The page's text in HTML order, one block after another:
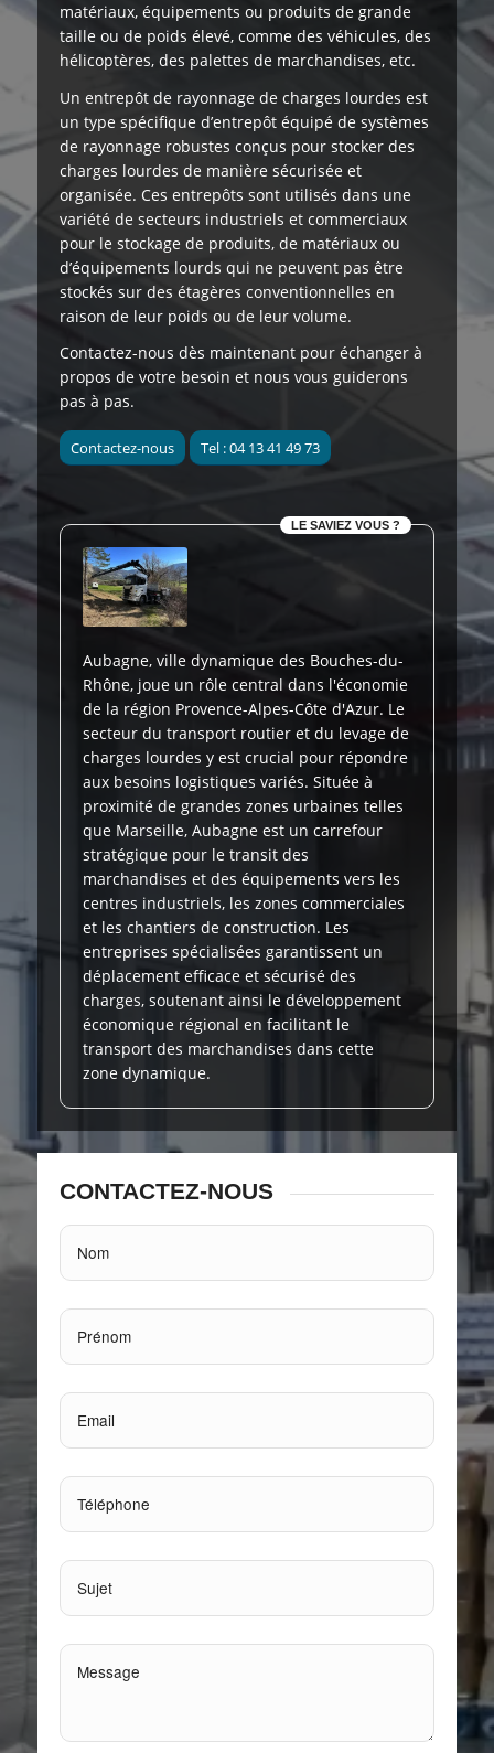
matériaux, équipements ou produits de grande
taille ou de poids élevé, comme des véhicules, des
hélicoptères, des palettes de marchandises, etc.
Un entrepôt de rayonnage de charges lourdes est
un type spécifique d’entrepôt équipé de systèmes
de rayonnage robustes conçus pour stocker des
charges lourdes de manière sécurisée et
organisée. Ces entrepôts sont utilisés dans une
variété de secteurs industriels et commerciaux
pour le stockage de produits, de matériaux ou
d’équipements lourds qui ne peuvent pas être
stockés sur des étagères conventionnelles en
raison de leur poids ou de leur volume.
Contactez-nous dès maintenant pour échanger à
propos de votre besoin et nous vous guiderons
pas à pas.
Contactez-nous Tel : 04 13 41 49 73
LE SAVIEZ VOUS ?
Aubagne, ville dynamique des Bouches-du-
Rhône, joue un rôle central dans l'économie
de la région Provence-Alpes-Côte d'Azur. Le
secteur du transport routier et du levage de
charges lourdes y est crucial pour répondre
aux besoins logistiques variés. Située à
proximité de grandes zones urbaines telles
que Marseille, Aubagne est un carrefour
stratégique pour le transit des
marchandises et des équipements vers les
centres industriels, les zones commerciales
et les chantiers de construction. Les
entreprises spécialisées garantissent un
déplacement efficace et sécurisé des
charges, soutenant ainsi le développement
économique régional en facilitant le
transport des marchandises dans cette
zone dynamique.
CONTACTEZ-NOUS